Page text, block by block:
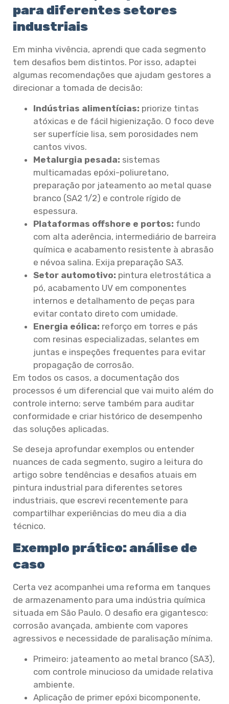
para diferentes setores
industriais
Em minha vivência, aprendi que cada segmento
tem desafios bem distintos. Por isso, adaptei
algumas recomendações que ajudam gestores a
direcionar a tomada de decisão:
Indústrias alimentícias: priorize tintas
atóxicas e de fácil higienização. O foco deve
ser superfície lisa, sem porosidades nem
cantos vivos.
Metalurgia pesada: sistemas
multicamadas epóxi-poliuretano,
preparação por jateamento ao metal quase
branco (SA2 1/2) e controle rígido de
espessura.
Plataformas offshore e portos: fundo
com alta aderência, intermediário de barreira
química e acabamento resistente à abrasão
e névoa salina. Exija preparação SA3.
Setor automotivo: pintura eletrostática a
pó, acabamento UV em componentes
internos e detalhamento de peças para
evitar contato direto com umidade.
Energia eólica: reforço em torres e pás
com resinas especializadas, selantes em
juntas e inspeções frequentes para evitar
propagação de corrosão.
Em todos os casos, a documentação dos
processos é um diferencial que vai muito além do
controle interno; serve também para auditar
conformidade e criar histórico de desempenho
das soluções aplicadas.
Se deseja aprofundar exemplos ou entender
nuances de cada segmento, sugiro a leitura do
artigo sobre tendências e desafios atuais em
pintura industrial para diferentes setores
industriais, que escrevi recentemente para
compartilhar experiências do meu dia a dia
técnico.
Exemplo prático: análise de
caso
Certa vez acompanhei uma reforma em tanques
de armazenamento para uma indústria química
situada em São Paulo. O desafio era gigantesco:
corrosão avançada, ambiente com vapores
agressivos e necessidade de paralisação mínima.
Primeiro: jateamento ao metal branco (SA3),
com controle minucioso da umidade relativa
ambiente.
Aplicação de primer epóxi bicomponente,